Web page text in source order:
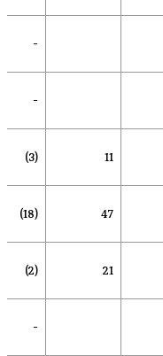
-
-
11
(3)
47
(18)
21
(2)
-